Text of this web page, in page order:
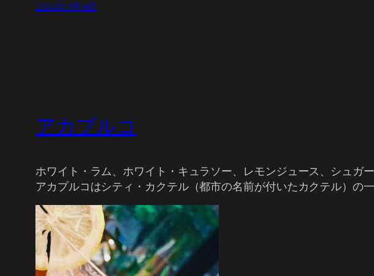
2024年10月19日
アカプルコ
ホワイト・ラム、ホワイト・キュラソー、レモンジュース、シュガ
アカプルコはシティ・カクテル（都市の名前が付いたカクテル）の